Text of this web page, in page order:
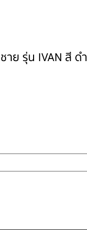
าย รุ่น IVAN สี ดำ